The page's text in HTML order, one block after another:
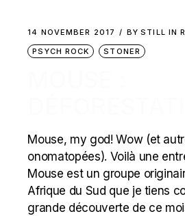
14 NOVEMBER 2017 BY STILL IN
PSYCH ROCK
STONER
Mouse, my god! Wow (et
onomatopées). Voilà une
Mouse est un groupe
Afrique du Sud que je tiens
grande découverte de ce